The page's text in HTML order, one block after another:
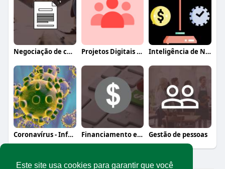
Este site usa cookies para garantir que você
Negociação de contratos Projetos Digitais Abrasel Inteligência de Negócios & Direito
Coronavírus - Informação, orientação e a Financiamento e crédito Gestão de pessoas